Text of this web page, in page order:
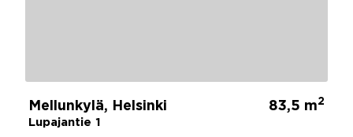
Mellunkylä, Helsinki
Lupajantie 1
83,5 m2